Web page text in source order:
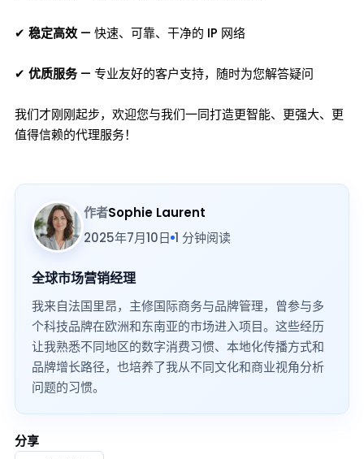
✔ 稳定高效 — 快速、可靠、干净的 IP 网络
✔ 优质服务— 专业友好的客户支持，随时为您解答疑问
我们才刚刚起步，欢迎您与我们一同打造更智能、更强大、更
值得信赖的代理服务！
作者Sophie Laurent
2025年7月10日 1 分钟阅读
全球市场营销经理
我来自法国里昂，主修国际商务与品牌管理，曾参与多
个科技品牌在欧洲和东南亚的市场进入项目。这些经历
让我熟悉不同地区的数字消费习惯、本地化传播方式和
品牌增长路径，也培养了我从不同文化和商业视角分析
问题的习惯。
分享